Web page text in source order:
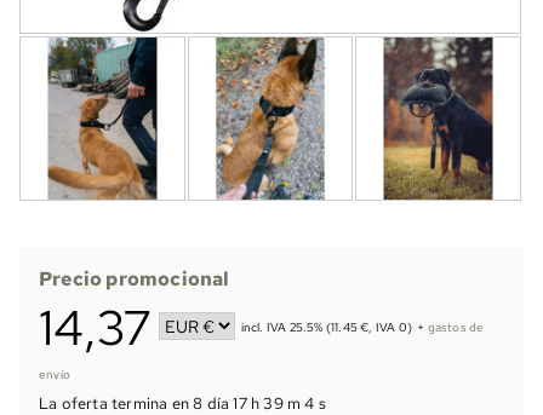
Precio promocional
14,37 incl. IVA 25.5% (11.45 €, IVA 0) + gastos de
envío
La oferta termina en8 día 17 h 39 m 4 s